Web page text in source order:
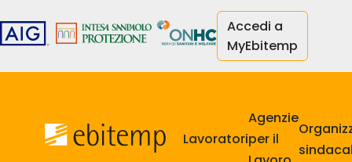
al
contenuto
principale
Accedi a
MyEbitemp
principale
Lavoratori
Agenzie
per il